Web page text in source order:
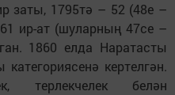
заты, 1795тә – 52 (48е –
ир-ат (шуларның 47се –
1860 елда Наратасты
кертелгән.
терлекчелек белән